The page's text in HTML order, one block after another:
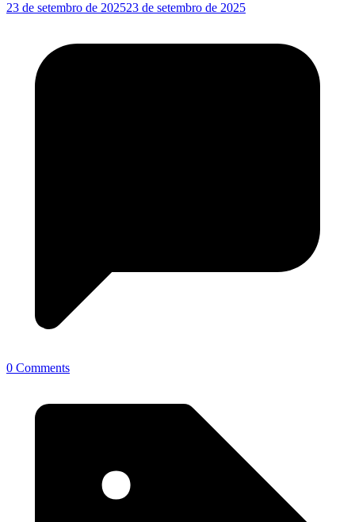
23 de setembro de 202523 de setembro de 2025
0 Comments